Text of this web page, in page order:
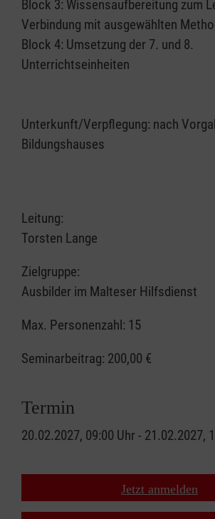
Block 3: Wissensaufbereitung zum
Verbindung mit ausgewählten
Block 4: Umsetzung der 7. und 8.
Unterrichtseinheiten
Unterkunft/Verpflegung: nach
Bildungshauses
Leitung:
Torsten Lange
Zielgruppe:
Ausbilder im Malteser Hilfsdienst
Max. Personenzahl: 15
Seminarbeitrag: 200,00 €
Termin
20.02.2027, 09:00 Uhr - 21.02.2027,
Jetzt anmelden